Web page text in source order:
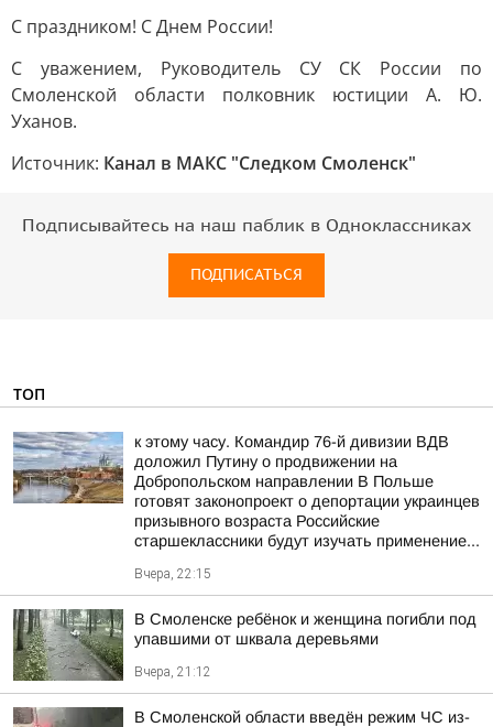
С праздником! С Днем России!
С уважением, Руководитель СУ СК России по
Смоленской области полковник юстиции А. Ю.
Уханов.
Источник: Канал в МАКС "Следком Смоленск"
Подписывайтесь на наш паблик в Одноклассниках
ПОДПИСАТЬСЯ
ТОП
к этому часу. Командир 76-й дивизии ВДВ
доложил Путину о продвижении на
Добропольском направлении В Польше
готовят законопроект о депортации украинцев
призывного возраста Российские
старшеклассники будут изучать применение...
Вчера, 22:15
В Смоленске ребёнок и женщина погибли под
упавшими от шквала деревьями
Вчера, 21:12
В Смоленской области введён режим ЧС из-